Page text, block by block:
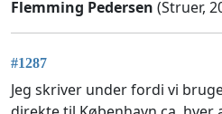
Flemming Pedersen (Struer,
#1287
Jeg skriver under fordi vi